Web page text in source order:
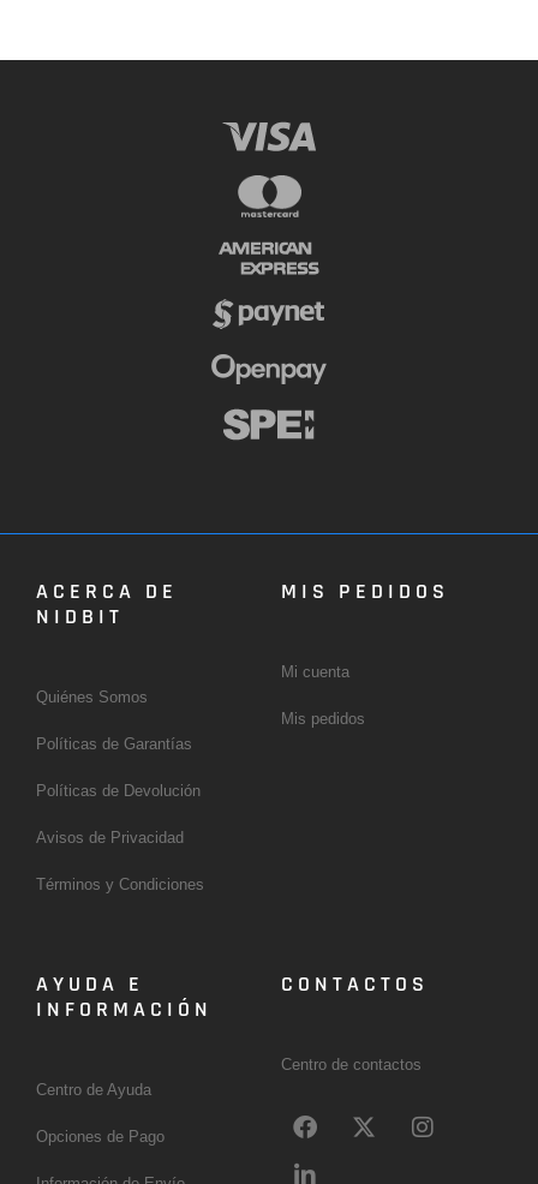
ACERCA DE
NIDBIT
Quiénes Somos
Políticas de Garantías
Políticas de Devolución
Avisos de Privacidad
Términos y Condiciones
MIS PEDIDOS
Mi cuenta
Mis pedidos
AYUDA E
INFORMACIÓN
Centro de Ayuda
Opciones de Pago
CONTACTOS
Centro de contactos
F
a
c
X
-
I
n
L
i
n